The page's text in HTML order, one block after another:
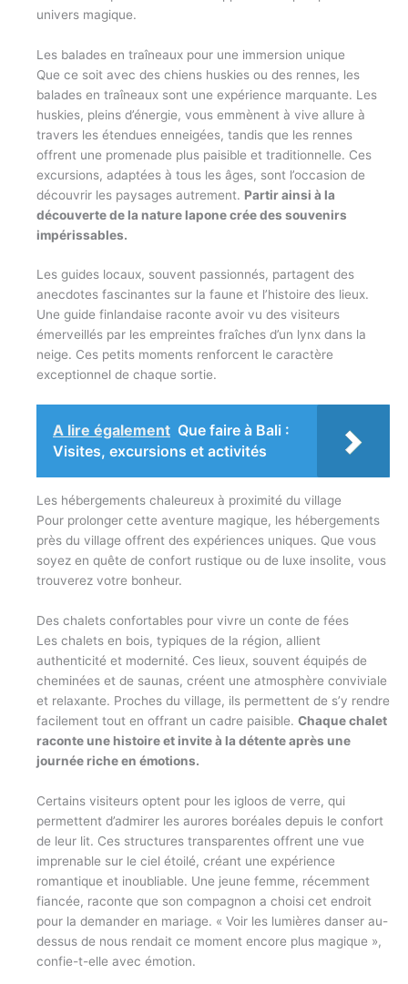
univers magique.
Les balades en traîneaux pour une immersion unique
Que ce soit avec des chiens huskies ou des rennes, les
balades en traîneaux sont une expérience marquante. Les
huskies, pleins d’énergie, vous emmènent à vive allure à
travers les étendues enneigées, tandis que les rennes
offrent une promenade plus paisible et traditionnelle. Ces
excursions, adaptées à tous les âges, sont l’occasion de
découvrir les paysages autrement. Partir ainsi à la
découverte de la nature lapone crée des souvenirs
impérissables.
Les guides locaux, souvent passionnés, partagent des
anecdotes fascinantes sur la faune et l’histoire des lieux.
Une guide finlandaise raconte avoir vu des visiteurs
émerveillés par les empreintes fraîches d’un lynx dans la
neige. Ces petits moments renforcent le caractère
exceptionnel de chaque sortie.
A lire également Que faire à Bali :
Visites, excursions et activités
Les hébergements chaleureux à proximité du village
Pour prolonger cette aventure magique, les hébergements
près du village offrent des expériences uniques. Que vous
soyez en quête de confort rustique ou de luxe insolite, vous
trouverez votre bonheur.
Des chalets confortables pour vivre un conte de fées
Les chalets en bois, typiques de la région, allient
authenticité et modernité. Ces lieux, souvent équipés de
cheminées et de saunas, créent une atmosphère conviviale
et relaxante. Proches du village, ils permettent de s’y rendre
facilement tout en offrant un cadre paisible. Chaque chalet
raconte une histoire et invite à la détente après une
journée riche en émotions.
Certains visiteurs optent pour les igloos de verre, qui
permettent d’admirer les aurores boréales depuis le confort
de leur lit. Ces structures transparentes offrent une vue
imprenable sur le ciel étoilé, créant une expérience
romantique et inoubliable. Une jeune femme, récemment
fiancée, raconte que son compagnon a choisi cet endroit
pour la demander en mariage. « Voir les lumières danser au-
dessus de nous rendait ce moment encore plus magique »,
confie-t-elle avec émotion.